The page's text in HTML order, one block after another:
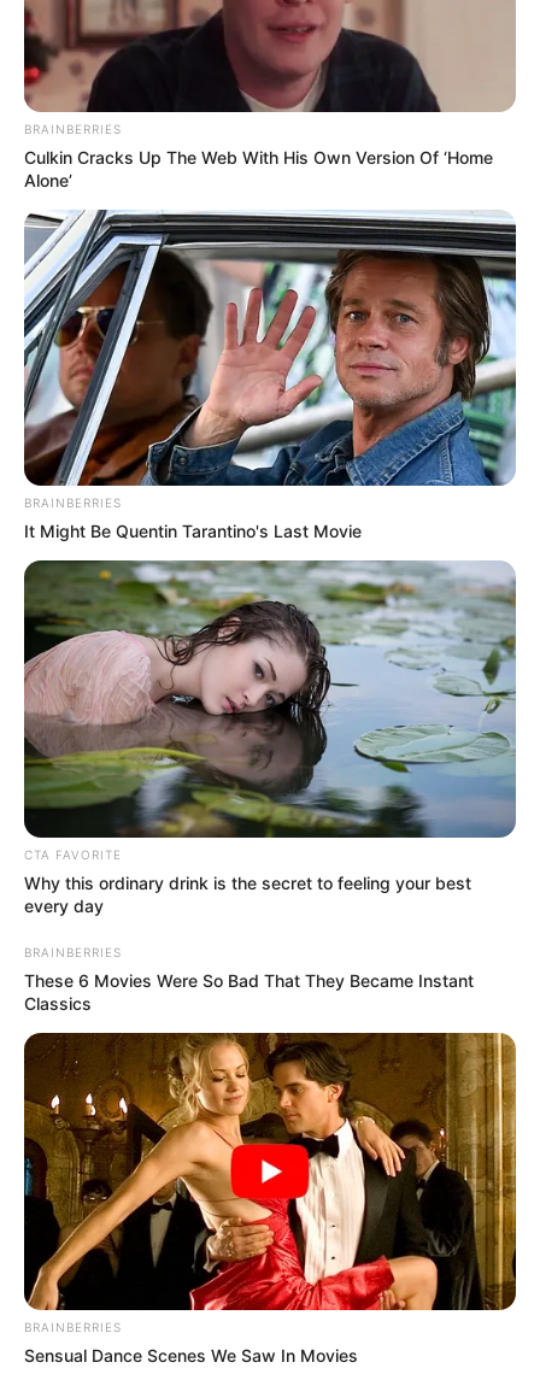
Condenan a 16 años de prisión a
médico que abusó de una paciente de
18 años en Medellín
HOSPITAL
Cundinamarca construirá
su segundo hospital
regional: municipios del
norte tendrán 72 servicios
MINISTERIO DE SALUD
¿Confía en su médico?
Compruebe este
documento para evitarse
dolores de cabeza
HOSPITAL
Colombia estrena segundo
buque hospital: atención
médica llegará por río a
equipos: médicos
atenderán con
herramientas de primer
nivel
HOSPITALES
Millonaria inversión en
salud en Cundinamarca:
hospitales quedaron
montados con equipos de
BRAINBERRIES
Culkin Cracks Up The Web With His Own Version Of ‘Home
Alone’
BRAINBERRIES
It Might Be Quentin Tarantino's Last Movie
CTA FAVORITE
Why this ordinary drink is the secret to feeling your best
every day
BRAINBERRIES
These 6 Movies Were So Bad That They Became Instant
Classics
BRAINBERRIES
Sensual Dance Scenes We Saw In Movies